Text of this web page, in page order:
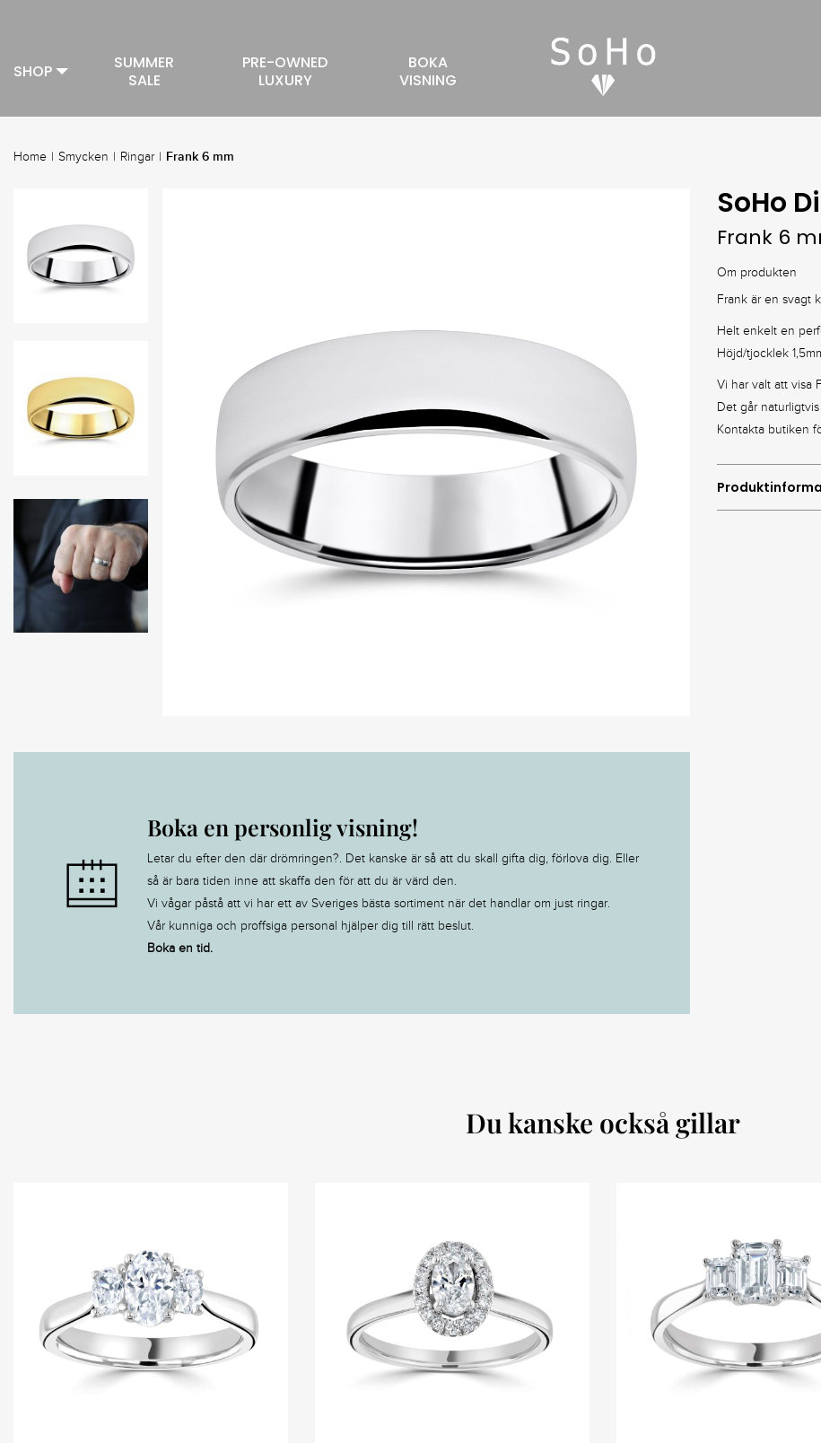
SHOP
SUMMER
SALE
PRE-OWNED
LUXURY
BOKA
VISNING
Home | Smycken | Ringar | Frank 6 mm
Boka en personlig visning!
Letar du efter den där drömringen?. Det kanske är så att du skall gifta dig, förlova dig. Eller
så är bara tiden inne att skaffa den för att du är värd den.
Vi vågar påstå att vi har ett av Sveriges bästa sortiment när det handlar om just ringar.
Vår kunniga och proffsiga personal hjälper dig till rätt beslut.
Boka en tid.
SoHo
Frank 6
Om produkten
Frank är en svagt
Helt enkelt en
Höjd/tjocklek
Vi har valt att visa
Det går
Kontakta butiken
Du kanske också gillar